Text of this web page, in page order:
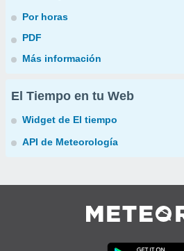
Por horas
PDF
Más información
El Tiempo en tu Web
Widget de El tiempo
API de Meteorología